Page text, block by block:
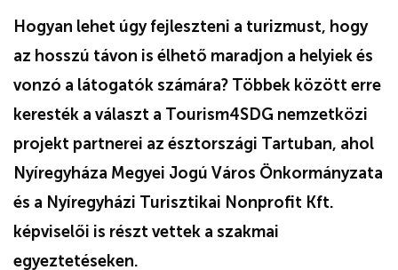
Hogyan lehet úgy fejleszteni a turizmust, hogy
az hosszú távon is élhető maradjon a helyiek és
vonzó a látogatók számára? Többek között erre
keresték a választ a Tourism4SDG nemzetközi
projekt partnerei az észtországi Tartuban, ahol
Nyíregyháza Megyei Jogú Város Önkormányzata
és a Nyíregyházi Turisztikai Nonprofit Kft.
képviselői is részt vettek a szakmai
egyeztetéseken.